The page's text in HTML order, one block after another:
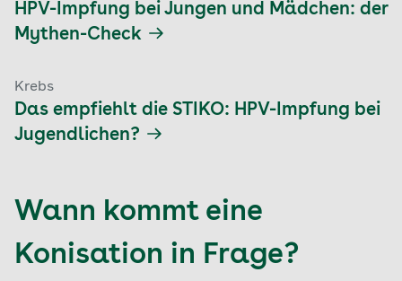
HPV-Impfung bei Jungen und Mädchen: der
Mythen-Check
Krebs
Das empfiehlt die STIKO: HPV-Impfung bei
Jugendlichen?
Wann kommt eine
Konisation in Frage?